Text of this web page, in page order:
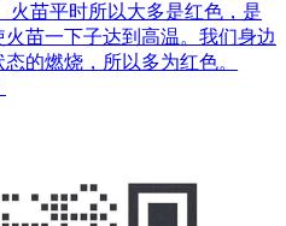
苗平时所以大多是红色，是
苗一下子达到高温。我们身边
的燃烧，所以多为红色。